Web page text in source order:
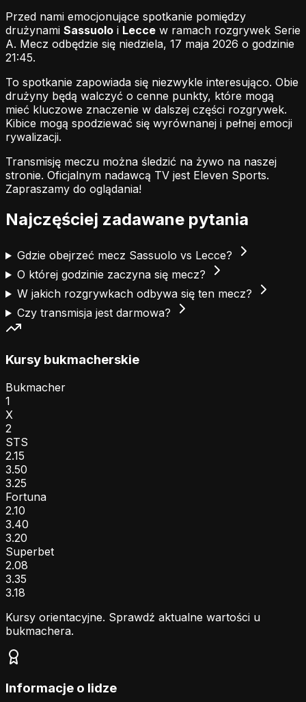
Przed nami emocjonujące spotkanie pomiędzy
drużynami Sassuolo i Lecce w ramach rozgrywek Serie
A. Mecz odbędzie się niedziela, 17 maja 2026 o godzinie
21:45.
To spotkanie zapowiada się niezwykle interesująco. Obie
drużyny będą walczyć o cenne punkty, które mogą
mieć kluczowe znaczenie w dalszej części rozgrywek.
Kibice mogą spodziewać się wyrównanej i pełnej emocji
rywalizacji.
Transmisję meczu można śledzić na żywo na naszej
stronie. Oficjalnym nadawcą TV jest Eleven Sports.
Zapraszamy do oglądania!
Najczęściej zadawane pytania
Gdzie obejrzeć mecz Sassuolo vs Lecce?
O której godzinie zaczyna się mecz?
W jakich rozgrywkach odbywa się ten mecz?
Czy transmisja jest darmowa?
Kursy bukmacherskie
Bukmacher
1
X
2
STS
2.15
3.50
3.25
Fortuna
2.10
3.40
3.20
Superbet
2.08
3.35
3.18
Kursy orientacyjne. Sprawdź aktualne wartości u
bukmachera.
Informacje o lidze